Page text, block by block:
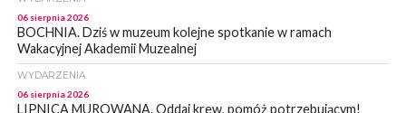
06 sierpnia 2026
BOCHNIA. Dziś w muzeum kolejne spotkanie w ramach
Wakacyjnej Akademii Muzealnej
WYDARZENIA
06 sierpnia 2026
LIPNICA MUROWANA. Oddaj krew, pomóż potrzebującym!